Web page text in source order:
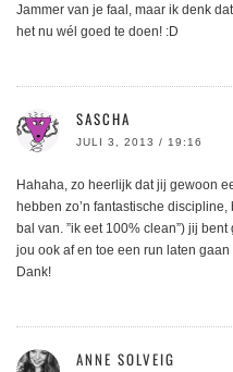
Jammer van je faal, maar ik denk
het nu wél goed te doen! :D
SASCHA
JULI 3, 2013 / 19:16
Hahaha, zo heerlijk dat jij gewoon
hebben zo’n fantastische
bal van. ”ik eet 100% clean”) jij
jou ook af en toe een run laten
Dank!
ANNE SOLVEIG